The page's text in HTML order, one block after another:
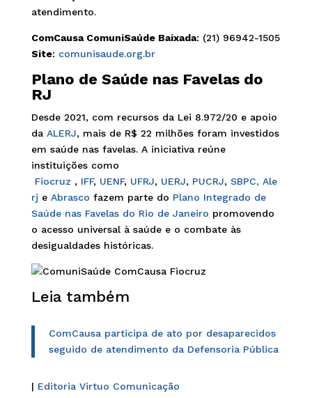
atendimento.
ComCausa ComuniSaúde Baixada: (21) 96942-1505
Site: comunisaude.org.br
Plano de Saúde nas Favelas do
RJ
Desde 2021, com recursos da Lei 8.972/20 e apoio
da ALERJ, mais de R$ 22 milhões foram investidos
em saúde nas favelas. A iniciativa reúne
instituições como
Fiocruz , IFF, UENF, UFRJ, UERJ, PUCRJ, SBPC, Ale
rj e Abrasco fazem parte do Plano Integrado de
Saúde nas Favelas do Rio de Janeiro promovendo
o acesso universal à saúde e o combate às
desigualdades históricas.
Leia também
ComCausa participa de ato por desaparecidos
seguido de atendimento da Defensoria Pública
| Editoria Virtuo Comunicação